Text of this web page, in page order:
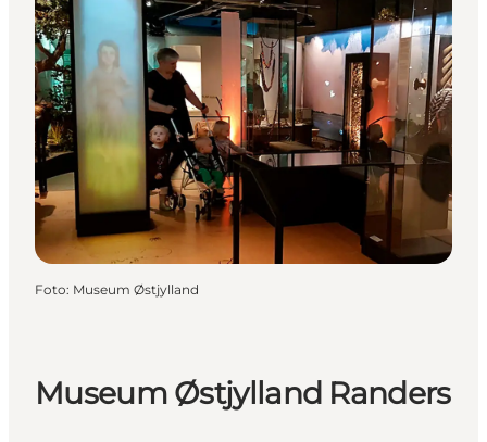
Foto: Museum Østjylland
Museum Østjylland Randers